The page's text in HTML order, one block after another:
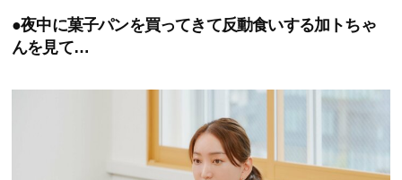
●夜中に菓子パンを買ってきて反動食いする加トちゃ
んを見て…